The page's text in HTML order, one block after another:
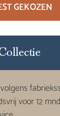
GEKOZEN
voor 12